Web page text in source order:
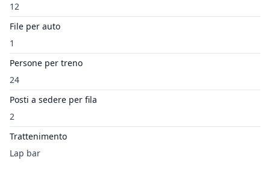
12
File per auto
1
Persone per treno
24
Posti a sedere per fila
2
Trattenimento
Lap bar